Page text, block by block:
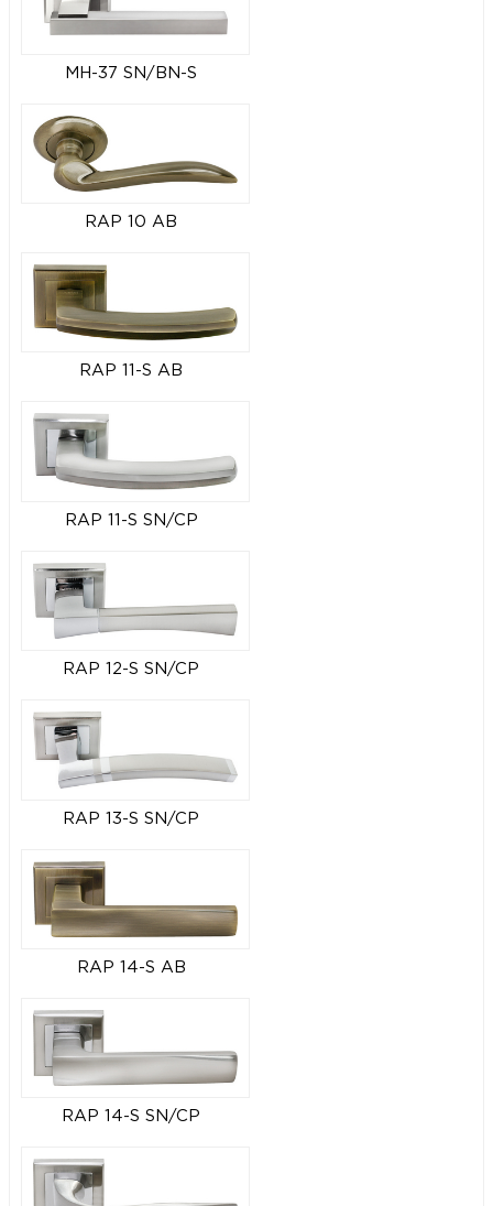
MH-37 SN/BN-S
RAP 10 AB
RAP 11-S AB
RAP 11-S SN/CP
RAP 12-S SN/CP
RAP 13-S SN/CP
RAP 14-S AB
RAP 14-S SN/CP